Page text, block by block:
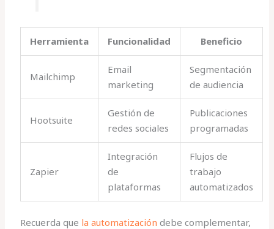
Herramienta Funcionalidad Beneficio
Mailchimp
Email
marketing
Segmentación
de audiencia
Hootsuite
Gestión de
redes sociales
Publicaciones
programadas
Zapier
Integración
de
plataformas
Flujos de
trabajo
automatizados
Recuerda que la automatización debe complementar,